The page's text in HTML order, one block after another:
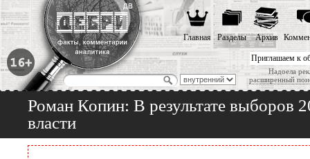
Приглашаем к
Надоела
расширенный
Главная Разделы Архив
Роман Копин: В результате выборов
власти